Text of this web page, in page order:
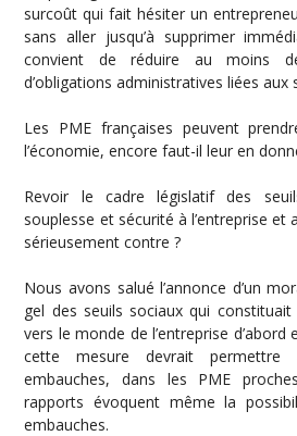
surcoût qui fait hésiter un
sans aller jusqu’à supprimer
convient de réduire au moins
d’obligations administratives liées aux
Les PME françaises peuvent
l’économie, encore faut-il leur en
Revoir le cadre législatif des
souplesse et sécurité à l’entreprise et
sérieusement contre ?
Nous avons salué l’annonce d’un
gel des seuils sociaux qui
vers le monde de l’entreprise
cette mesure devrait
embauches, dans les PME
rapports évoquent même la
embauches.